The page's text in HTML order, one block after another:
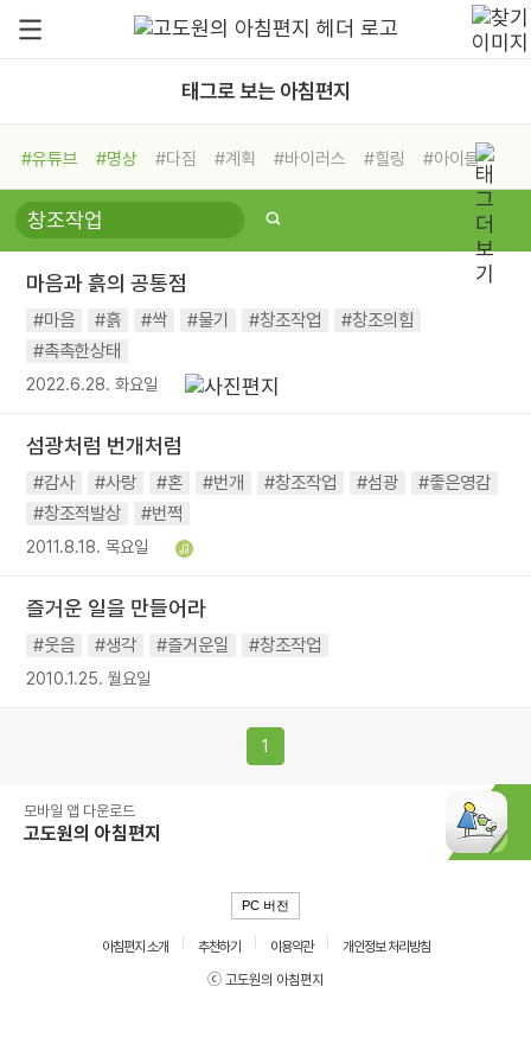
태그로 보는 아침편지
#유튜브 #명상 #다짐 #계획 #바이러스 #힐링
#아이들
#비전캠프
#독서캠프 #삶
#희망
#나눔 #친구 #링컨학교
#독서
#건강 #면역력
마음과 흙의 공통점
#마음 #흙 #싹 #물기 #창조작업
#창조의힘
#촉촉한상태
2022.6.28. 화요일
섬광처럼 번개처럼
#감사 #사랑 #혼 #번개 #창조작업 #섬광
#좋은영감
#창조적발상
#번쩍
2011.8.18. 목요일
즐거운 일을 만들어라
#웃음 #생각 #즐거운일 #창조작업
2010.1.25. 월요일
1
모바일 앱 다운로드
고도원의 아침편지
PC 버전
아침편지 소개 추천하기 이용약관
개인정보 처리방침
ⓒ 고도원의 아침편지